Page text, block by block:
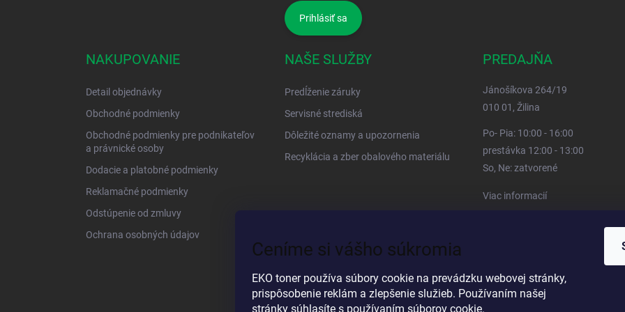
Ceníme si vášho súkromia
EKO toner používa súbory cookie na prevádzku webovej stránky,
prispôsobenie reklám a zlepšenie služieb. Používaním našej
stránky súhlasíte s používaním súborov cookie.
Prihlásiť sa
NAKUPOVANIE
Detail objednávky
Obchodné podmienky
Obchodné podmienky pre podnikateľov
a právnické osoby
Dodacie a platobné podmienky
Reklamačné podmienky
Odstúpenie od zmluvy
Ochrana osobných údajov
NAŠE SLUŽBY
Predĺženie záruky
Servisné strediská
Dôležité oznamy a upozornenia
Recyklácia a zber obalového materiálu
PREDAJŇA
Jánošíkova 264/19
010 01, Žilina
Po- Pia: 10:00 - 16:00
prestávka 12:00 - 13:00
So, Ne: zatvorené
Viac informacií